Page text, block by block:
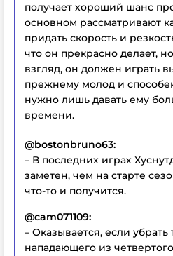
получает хороший шанс
основном рассматривают
придать скорость и
что он прекрасно делает,
взгляд, он должен играть
прежнему молод и
нужно лишь давать ему
времени.
@bostonbruno63:
– В последних играх
заметен, чем на старте
что-то и получится.
@cam071109:
– Оказывается, если убрать
нападающего из